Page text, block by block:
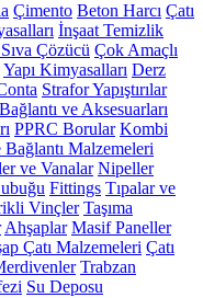
Çimento Beton Harcı Çatı
İnşaat Temizlik
Çözücü Çok Amaçlı
Yapı Kimyasalları Derz
Strafor Yapıştırılar
ve Aksesuarları
PPRC Borular Kombi
Malzemeleri
ve Vanalar Nipeller
Fittings Tıpalar ve
Vinçler Taşıma
Ahşaplar Masif Paneller
Çatı Malzemeleri Çatı
Trabzan
Su Deposu